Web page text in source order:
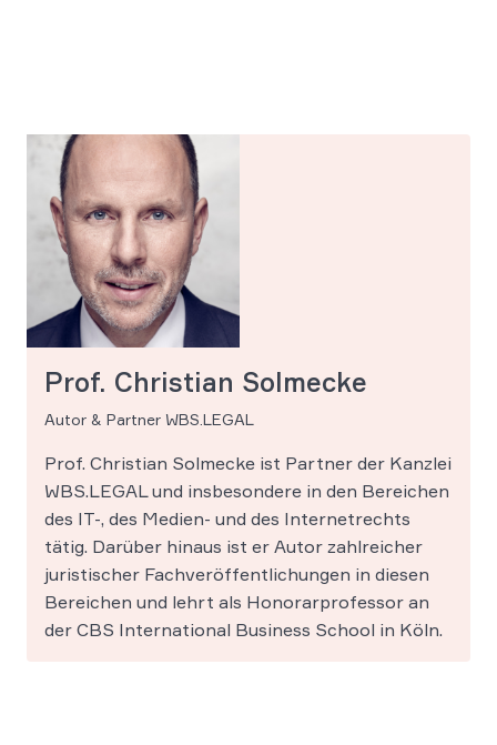
Prof. Christian Solmecke
Autor & Partner WBS.LEGAL
Prof. Christian Solmecke ist Partner der Kanzlei
WBS.LEGAL und insbesondere in den Bereichen
des IT-, des Medien- und des Internetrechts
tätig. Darüber hinaus ist er Autor zahlreicher
juristischer Fachveröffentlichungen in diesen
Bereichen und lehrt als Honorarprofessor an
der CBS International Business School in Köln.